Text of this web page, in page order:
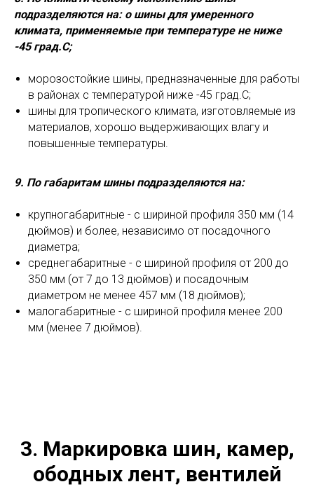
подразделяются на: o шины для умеренного
климата, применяемые при температуре не ниже
-45 град.C;
морозостойкие шины, предназначенные для работы
в районах с температурой ниже -45 град.C;
шины для тропического климата, изготовляемые из
материалов, хорошо выдерживающих влагу и
повышенные температуры.
9. По габаритам шины подразделяются на:
крупногабаритные - с шириной профиля 350 мм (14
дюймов) и более, независимо от посадочного
диаметра;
среднегабаритные - с шириной профиля от 200 до
350 мм (от 7 до 13 дюймов) и посадочным
диаметром не менее 457 мм (18 дюймов);
малогабаритные - с шириной профиля менее 200
мм (менее 7 дюймов).
3. Маркировка шин, камер,
ободных лент, вентилей